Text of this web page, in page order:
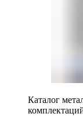
Каталог